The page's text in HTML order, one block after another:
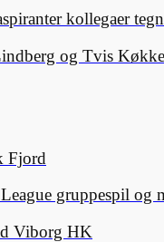
kollegaer
og Tvis
Fjord
gruppespil og
Viborg HK